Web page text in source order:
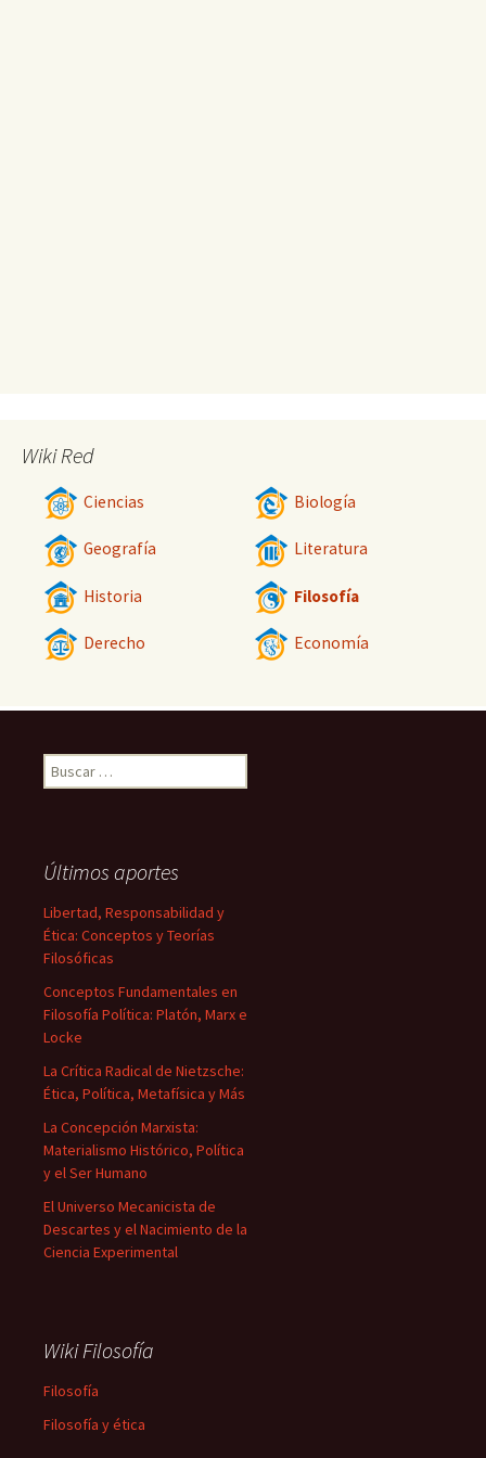
Wiki Red
Ciencias Biología
Geografía Literatura
Historia Filosofía
Derecho Economía
Buscar:
Últimos aportes
Libertad, Responsabilidad y
Ética: Conceptos y Teorías
Filosóficas
Conceptos Fundamentales en
Filosofía Política: Platón, Marx e
Locke
La Crítica Radical de Nietzsche:
Ética, Política, Metafísica y Más
La Concepción Marxista:
Materialismo Histórico, Política
y el Ser Humano
El Universo Mecanicista de
Descartes y el Nacimiento de la
Ciencia Experimental
Wiki Filosofía
Filosofía
Filosofía y ética